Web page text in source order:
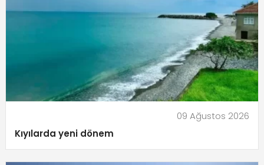
09 Ağustos 2026
Kıyılarda yeni dönem